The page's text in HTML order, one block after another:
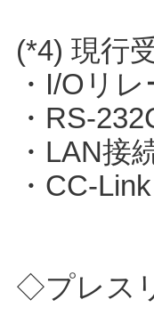
(*4) 現行
・I/Oリ
・RS-
・LAN接
・CC-
◇プレス